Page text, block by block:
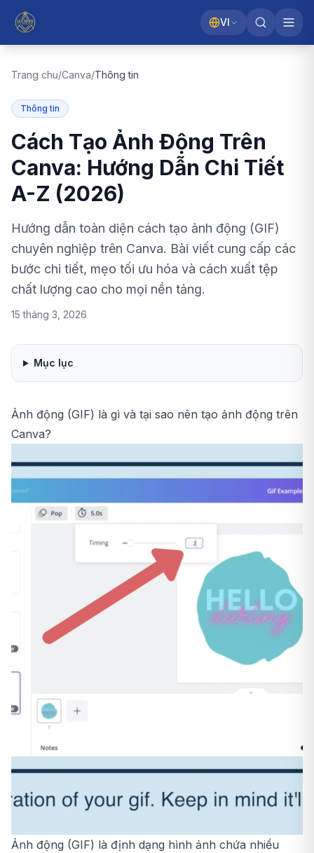
VI
Trang chu/Canva/Thông tin
Thông tin
Cách Tạo Ảnh Động Trên
Canva: Hướng Dẫn Chi Tiết
A-Z (2026)
Hướng dẫn toàn diện cách tạo ảnh động (GIF)
chuyên nghiệp trên Canva. Bài viết cung cấp các
bước chi tiết, mẹo tối ưu hóa và cách xuất tệp
chất lượng cao cho mọi nền tảng.
15 tháng 3, 2026
Mục lục
Ảnh động (GIF) là gì và tại sao nên tạo ảnh động trên
Canva?
Ảnh động (GIF) là định dạng hình ảnh chứa nhiều